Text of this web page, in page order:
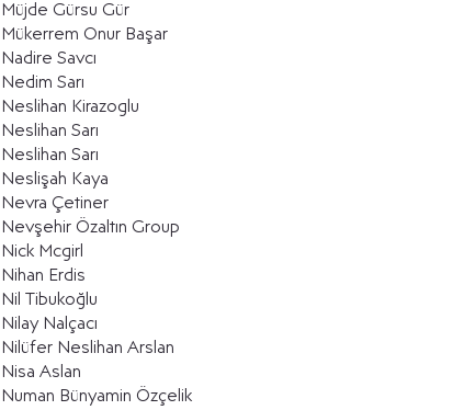
Müjde Gürsu Gür
Mükerrem Onur Başar
Nadire Savcı
Nedim Sarı
Neslihan Kirazoglu
Neslihan Sarı
Neslihan Sarı
Neslişah Kaya
Nevra Çetiner
Nevşehir Özaltın Group
Nick Mcgirl
Nihan Erdis
Nil Tibukoğlu
Nilay Nalçacı
Nilüfer Neslihan Arslan
Nisa Aslan
Numan Bünyamin Özçelik